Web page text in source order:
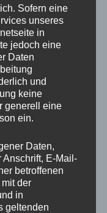
war
2010 setzte
2012 holte er
Sofern eine
unseres
in
jedoch eine
Daten
und
keine
generell eine
ein.
Daten,
E-Mail-
betroffenen
der
in
geltenden